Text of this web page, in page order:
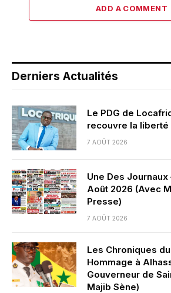
ADD A COMMENT
Derniers Actualités
Le PDG de
recouvre la liberté
7 AOÛT 2026
Une Des
Août 2026 (Avec
Presse)
7 AOÛT 2026
Les Chroniques
Hommage à
Gouverneur de
Majib Sène)